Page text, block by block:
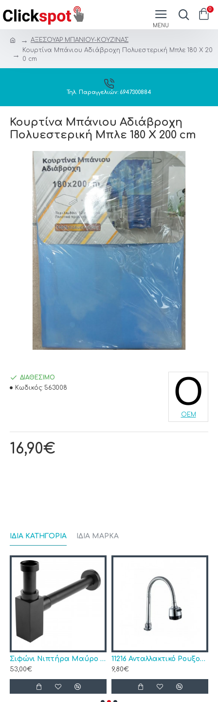
0
ΑΞΕΣΟΥΑΡ ΜΠΑΝΙΟΥ-ΚΟΥΖΙΝΑΣ
Κουρτίνα Μπάνιου Αδιάβροχη Πολυεστερική Μπλε 180 Χ 20
0 cm
Τηλ. Παραγγελιών: 6947300884
Κουρτίνα Μπάνιου Αδιάβροχη
Πολυεστερική Μπλε 180 Χ 200 cm
16,90€
ΔΙΑΘΈΣΙΜΟ
Κωδικός: 563008
OEM
ΊΔΙΑ ΚΑΤΗΓΟΡΊΑ ΊΔΙΑ ΜΆΡΚΑ
Σιφώνι Νιπτήρα Μαύρο Τετράγωνο 4500
53,00€
11216 Ανταλλακτικό Ρουξούνι Μπαταρίας Κουζίνας
9,80€